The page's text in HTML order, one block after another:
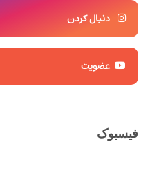
دنبال کردن
عضویت
فیسبوک